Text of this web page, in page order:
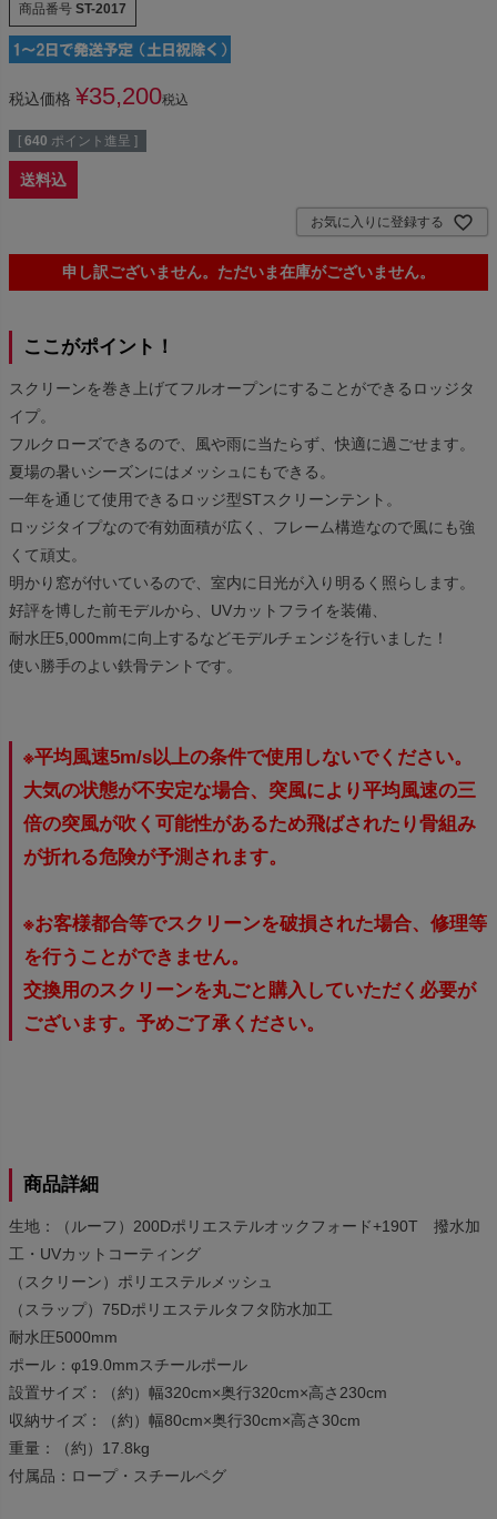
商品番号 ST-2017
税込価格 ¥35,200税込
[ 640 ポイント進呈 ]
送料込
お気に入りに登録する
申し訳ございません。ただいま在庫がございません。
ここがポイント！
スクリーンを巻き上げてフルオープンにすることができるロッジタ
イプ。
フルクローズできるので、風や雨に当たらず、快適に過ごせます。
夏場の暑いシーズンにはメッシュにもできる。
一年を通じて使用できるロッジ型STスクリーンテント。
ロッジタイプなので有効面積が広く、フレーム構造なので風にも強
くて頑丈。
明かり窓が付いているので、室内に日光が入り明るく照らします。
好評を博した前モデルから、UVカットフライを装備、
耐水圧5,000mmに向上するなどモデルチェンジを行いました！
使い勝手のよい鉄骨テントです。
※平均風速5m/s以上の条件で使用しないでください。
大気の状態が不安定な場合、突風により平均風速の三
倍の突風が吹く可能性があるため飛ばされたり骨組み
が折れる危険が予測されます。
※お客様都合等でスクリーンを破損された場合、修理等
を行うことができません。
交換用のスクリーンを丸ごと購入していただく必要が
ございます。予めご了承ください。
商品詳細
生地：（ルーフ）200Dポリエステルオックフォード+190T 撥水加
工・UVカットコーティング
（スクリーン）ポリエステルメッシュ
（スラップ）75Dポリエステルタフタ防水加工
耐水圧5000mm
ポール：φ19.0mmスチールポール
設置サイズ：（約）幅320cm×奥行320cm×高さ230cm
収納サイズ：（約）幅80cm×奥行30cm×高さ30cm
重量：（約）17.8kg
付属品：ロープ・スチールペグ